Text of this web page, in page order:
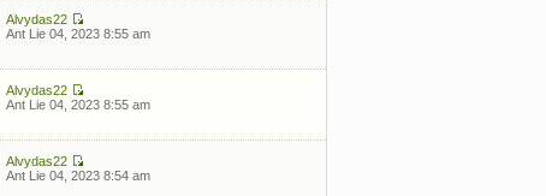
Alvydas22
Ant Lie 04, 2023 8:55 am
Alvydas22
Ant Lie 04, 2023 8:55 am
Alvydas22
Ant Lie 04, 2023 8:54 am